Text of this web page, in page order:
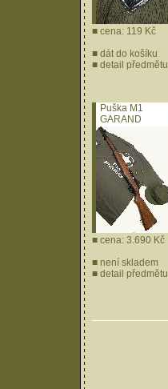
■ cena: 119 Kč
■ dát do košíku
■ detail předmětu
Puška M1
GARAND
■ cena: 3.690 Kč
■ není skladem
■ detail předmětu